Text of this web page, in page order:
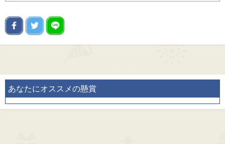
あなたにオススメの懸賞